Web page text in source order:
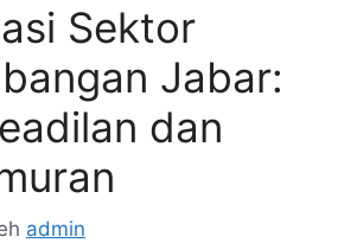
Sektor
Jabar:
dan
admin